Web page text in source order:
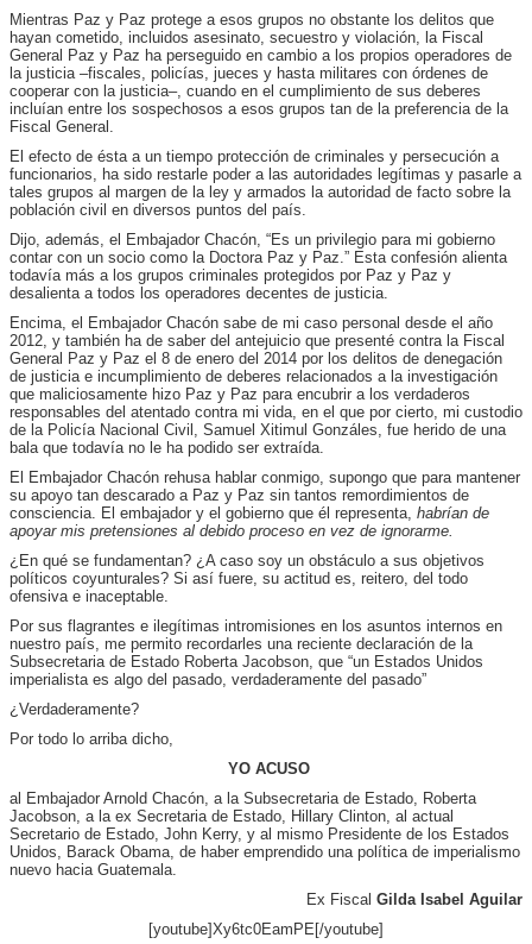
Mientras Paz y Paz protege a esos grupos no obstante los delitos que
hayan cometido, incluidos asesinato, secuestro y violación, la Fiscal
General Paz y Paz ha perseguido en cambio a los propios operadores de
la justicia –fiscales, policías, jueces y hasta militares con órdenes de
cooperar con la justicia–, cuando en el cumplimiento de sus deberes
incluían entre los sospechosos a esos grupos tan de la preferencia de la
Fiscal General.
El efecto de ésta a un tiempo protección de criminales y persecución a
funcionarios, ha sido restarle poder a las autoridades legítimas y pasarle a
tales grupos al margen de la ley y armados la autoridad de facto sobre la
población civil en diversos puntos del país.
Dijo, además, el Embajador Chacón, “Es un privilegio para mi gobierno
contar con un socio como la Doctora Paz y Paz.” Esta confesión alienta
todavía más a los grupos criminales protegidos por Paz y Paz y
desalienta a todos los operadores decentes de justicia.
Encima, el Embajador Chacón sabe de mi caso personal desde el año
2012, y también ha de saber del antejuicio que presenté contra la Fiscal
General Paz y Paz el 8 de enero del 2014 por los delitos de denegación
de justicia e incumplimiento de deberes relacionados a la investigación
que maliciosamente hizo Paz y Paz para encubrir a los verdaderos
responsables del atentado contra mi vida, en el que por cierto, mi custodio
de la Policía Nacional Civil, Samuel Xitimul Gonzáles, fue herido de una
bala que todavía no le ha podido ser extraída.
El Embajador Chacón rehusa hablar conmigo, supongo que para mantener
su apoyo tan descarado a Paz y Paz sin tantos remordimientos de
consciencia. El embajador y el gobierno que él representa, habrían de
apoyar mis pretensiones al debido proceso en vez de ignorarme.
¿En qué se fundamentan? ¿A caso soy un obstáculo a sus objetivos
políticos coyunturales? Si así fuere, su actitud es, reitero, del todo
ofensiva e inaceptable.
Por sus flagrantes e ilegítimas intromisiones en los asuntos internos en
nuestro país, me permito recordarles una reciente declaración de la
Subsecretaria de Estado Roberta Jacobson, que “un Estados Unidos
imperialista es algo del pasado, verdaderamente del pasado”
¿Verdaderamente?
Por todo lo arriba dicho,
YO ACUSO
al Embajador Arnold Chacón, a la Subsecretaria de Estado, Roberta
Jacobson, a la ex Secretaria de Estado, Hillary Clinton, al actual
Secretario de Estado, John Kerry, y al mismo Presidente de los Estados
Unidos, Barack Obama, de haber emprendido una política de imperialismo
nuevo hacia Guatemala.
Ex Fiscal Gilda Isabel Aguilar
[youtube]Xy6tc0EamPE[/youtube]